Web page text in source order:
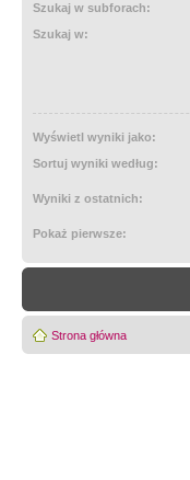
Szukaj w subforach:
Szukaj w:
Wyświetl wyniki jako:
Sortuj wyniki według:
Wyniki z ostatnich:
Pokaż pierwsze:
Strona główna